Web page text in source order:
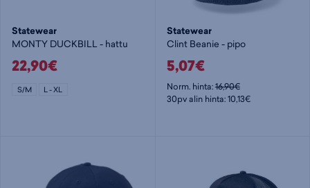
Statewear
MONTY DUCKBILL - hattu
22,90€
S/M L - XL
Statewear
Clint Beanie - pipo
5,07€
Norm. hinta:16,90€
30pv alin hinta: 10,13€